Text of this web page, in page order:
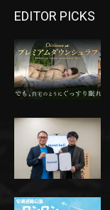
EDITOR PICKS